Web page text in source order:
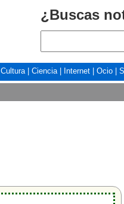
¿Buscas
Cultura| Ciencia| Internet Ocio